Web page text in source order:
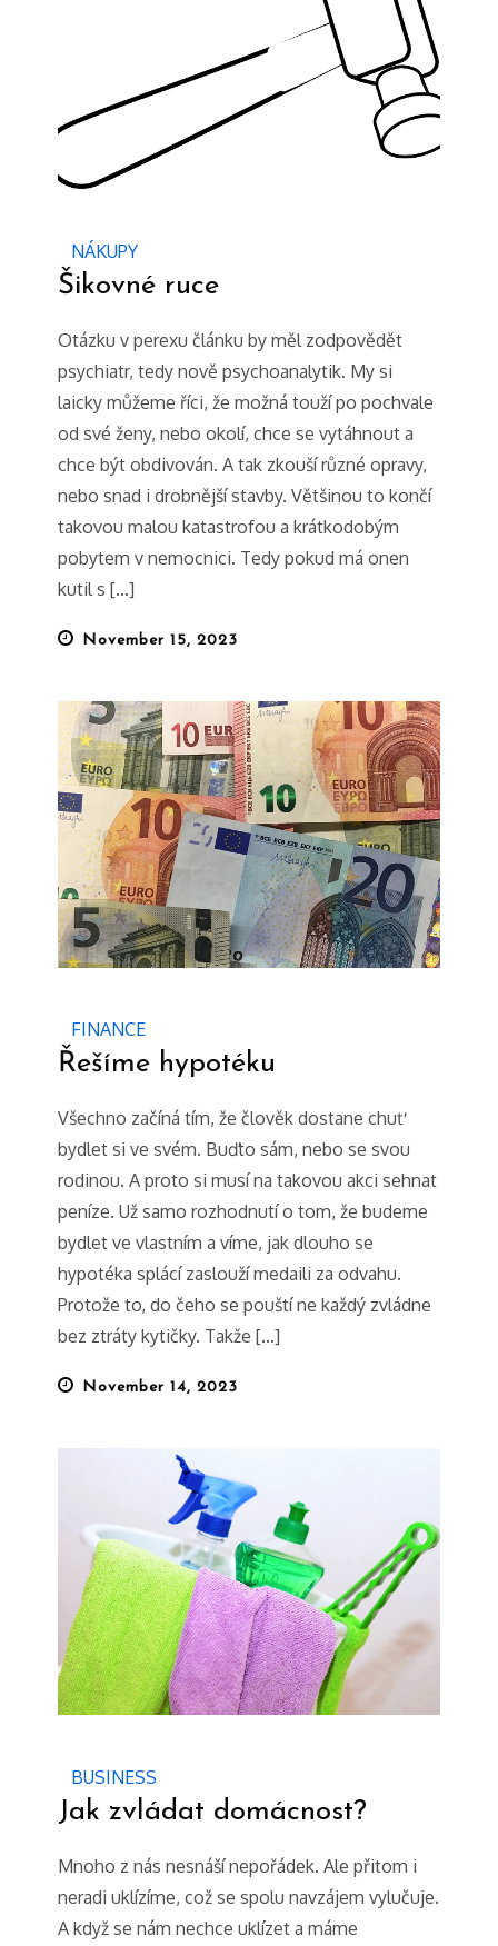
NÁKUPY
Šikovné ruce
Otázku v perexu článku by měl zodpovědět
psychiatr, tedy nově psychoanalytik. My si
laicky můžeme říci, že možná touží po pochvale
od své ženy, nebo okolí, chce se vytáhnout a
chce být obdivován. A tak zkouší různé opravy,
nebo snad i drobnější stavby. Většinou to končí
takovou malou katastrofou a krátkodobým
pobytem v nemocnici. Tedy pokud má onen
kutil s […]
PostedNovember 15, 2023
FINANCE
Řešíme hypotéku
Všechno začíná tím, že člověk dostane chuť
bydlet si ve svém. Buďto sám, nebo se svou
rodinou. A proto si musí na takovou akci sehnat
peníze. Už samo rozhodnutí o tom, že budeme
bydlet ve vlastním a víme, jak dlouho se
hypotéka splácí zaslouží medaili za odvahu.
Protože to, do čeho se pouští ne každý zvládne
bez ztráty kytičky. Takže […]
Posted
November 14, 2023
BUSINESS
Jak zvládat domácnost?
Mnoho z nás nesnáší nepořádek. Ale přitom i
neradi uklízíme, což se spolu navzájem vylučuje.
A když se nám nechce uklízet a máme